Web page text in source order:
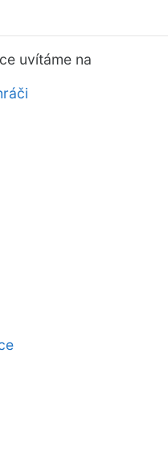
uvítáme na